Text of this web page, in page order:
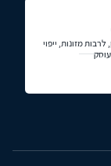
מזונות, ייפוי